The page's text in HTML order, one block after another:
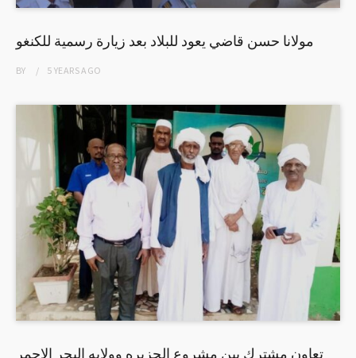
مولانا حسن قاضي يعود للبلاد بعد زيارة رسمية للكنغو
BY 5 YEARSAGO
تعاون مشترك بين مشروع الجزيره وولايه البحر الاحمر